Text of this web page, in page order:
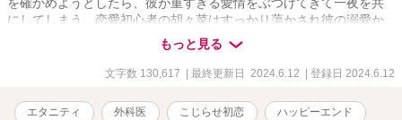
にしてしまう。恋愛初心者の胡々菜はすっかり蕩かされ彼の溺愛か
ら抜け出せなくなり――!? こじらせ外科医と不運なOLのドラマチ
もっと見る
文字数 130,617 | 最終更新日 2024.6.12 | 登録日 2024.6.12
エタニティ 外科医 こじらせ初恋 ハッピーエンド